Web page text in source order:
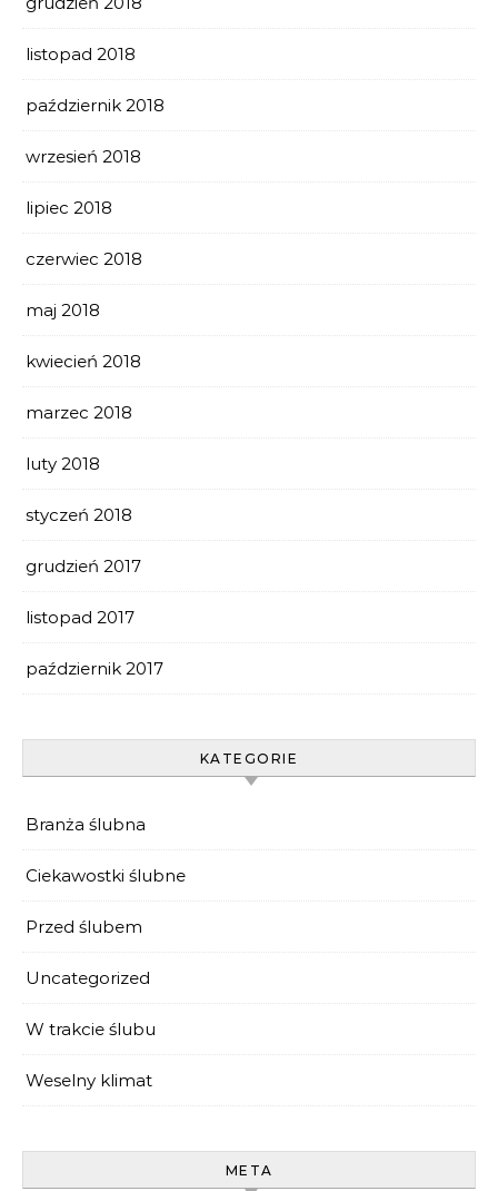
listopad 2018
październik 2018
wrzesień 2018
lipiec 2018
czerwiec 2018
maj 2018
kwiecień 2018
marzec 2018
luty 2018
styczeń 2018
grudzień 2017
listopad 2017
październik 2017
KATEGORIE
Branża ślubna
Ciekawostki ślubne
Przed ślubem
Uncategorized
W trakcie ślubu
Weselny klimat
META